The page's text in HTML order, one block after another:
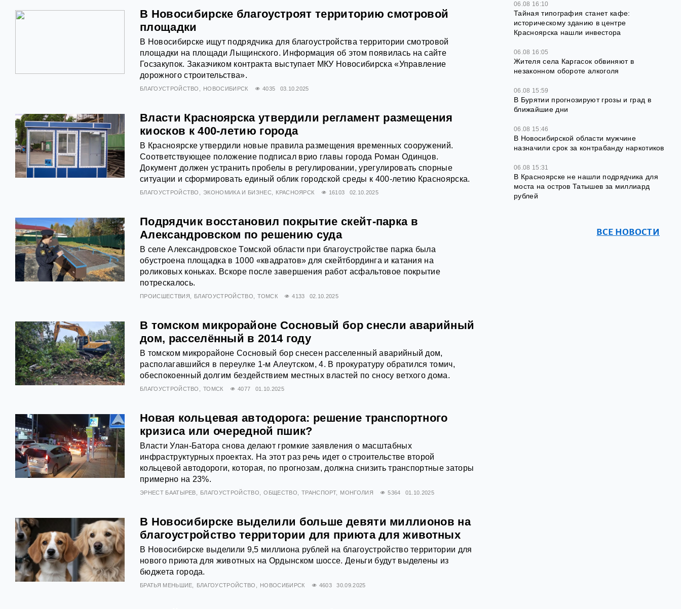
В Новосибирске благоустроят территорию смотровой
площадки
В Новосибирске ищут подрядчика для благоустройства территории смотровой
площадки на площади Лыщинского. Информация об этом появилась на сайте
Госзакупок. Заказчиком контракта выступает МКУ Новосибирска «Управление
дорожного строительства».
БЛАГОУСТРОЙСТВО НОВОСИБИРСК 4035 03.10.2025
Власти Красноярска утвердили регламент размещения
киосков к 400-летию города
В Красноярске утвердили новые правила размещения временных сооружений.
Соответствующее положение подписал врио главы города Роман Одинцов.
Документ должен устранить пробелы в регулировании, урегулировать спорные
ситуации и сформировать единый облик городской среды к 400-летию Красноярска.
БЛАГОУСТРОЙСТВО ЭКОНОМИКА И БИЗНЕС КРАСНОЯРСК 16103 02.10.2025
Подрядчик восстановил покрытие скейт-парка в
Александровском по решению суда
В селе Александровское Томской области при благоустройстве парка была
обустроена площадка в 1000 «квадратов» для скейтбординга и катания на
роликовых коньках. Вскоре после завершения работ асфальтовое покрытие
потрескалось.
ПРОИСШЕСТВИЯ БЛАГОУСТРОЙСТВО ТОМСК 4133 02.10.2025
В томском микрорайоне Сосновый бор снесли аварийный
дом, расселённый в 2014 году
В томском микрорайоне Сосновый бор снесен расселенный аварийный дом,
располагавшийся в переулке 1-м Алеутском, 4. В прокуратуру обратился томич,
обеспокоенный долгим бездействием местных властей по сносу ветхого дома.
БЛАГОУСТРОЙСТВО ТОМСК 4077 01.10.2025
Новая кольцевая автодорога: решение транспортного
кризиса или очередной пшик?
Власти Улан-Батора снова делают громкие заявления о масштабных
инфраструктурных проектах. На этот раз речь идет о строительстве второй
кольцевой автодороги, которая, по прогнозам, должна снизить транспортные заторы
примерно на 23%.
ЭРНЕСТ БААТЫРЕВ БЛАГОУСТРОЙСТВО ОБЩЕСТВО ТРАНСПОРТ МОНГОЛИЯ 5364 01.10.2025
В Новосибирске выделили больше девяти миллионов на
благоустройство территории для приюта для животных
В Новосибирске выделили 9,5 миллиона рублей на благоустройство территории для
нового приюта для животных на Ордынском шоссе. Деньги будут выделены из
бюджета города.
БРАТЬЯ МЕНЬШИЕ БЛАГОУСТРОЙСТВО НОВОСИБИРСК 4603 30.09.2025
06.08 16:10
Тайная типография станет кафе:
историческому зданию в центре
Красноярска нашли инвестора
06.08 16:05
Жителя села Каргасок обвиняют в
незаконном обороте алкоголя
06.08 15:59
В Бурятии прогнозируют грозы и град в
ближайшие дни
06.08 15:46
В Новосибирской области мужчине
назначили срок за контрабанду наркотиков
06.08 15:31
В Красноярске не нашли подрядчика для
моста на остров Татышев за миллиард
рублей
ВСЕ НОВОСТИ